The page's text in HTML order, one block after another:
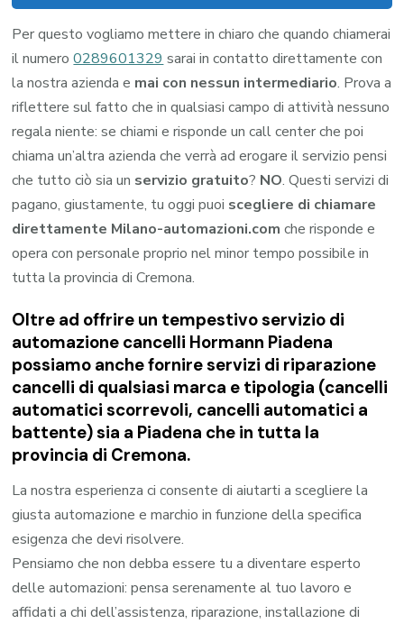
Per questo vogliamo mettere in chiaro che quando chiamerai
il numero0289601329 sarai in contatto direttamente con
la nostra azienda e mai con nessun intermediario. Prova a
riflettere sul fatto che in qualsiasi campo di attività nessuno
regala niente: se chiami e risponde un call center che poi
chiama un’altra azienda che verrà ad erogare il servizio pensi
che tutto ciò sia un servizio gratuito? NO. Questi servizi di
pagano, giustamente, tu oggi puoi scegliere di chiamare
direttamente Milano-automazioni.com che risponde e
opera con personale proprio nel minor tempo possibile in
tutta la provincia di Cremona.
Oltre ad offrire un tempestivo servizio di
automazione cancelli Hormann Piadena
possiamo anche fornire servizi di riparazione
cancelli di qualsiasi marca e tipologia (cancelli
automatici scorrevoli, cancelli automatici a
battente) sia a Piadena che in tutta la
provincia di Cremona.
La nostra esperienza ci consente di aiutarti a scegliere la
giusta automazione e marchio in funzione della specifica
esigenza che devi risolvere.
Pensiamo che non debba essere tu a diventare esperto
delle automazioni: pensa serenamente al tuo lavoro e
affidati a chi dell’assistenza, riparazione, installazione di